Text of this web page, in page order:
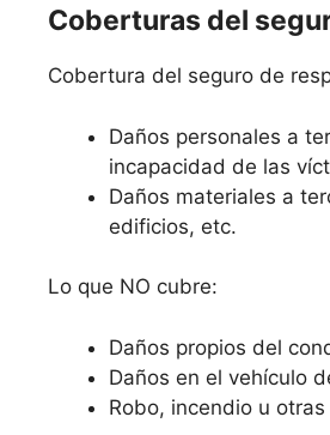
Coberturas del
Cobertura del seguro de
Daños personales a
incapacidad de las
Daños materiales a
edificios, etc.
Lo que NO cubre:
Daños propios del
Daños en el vehículo
Robo, incendio u